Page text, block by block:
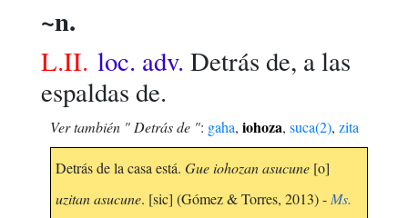
~n.
L.II. loc. adv. Detrás de, a las
espaldas de.
Ver también " Detrás de ": gaha, iohoza, suca(2), zita
Detrás de la casa está. Gue iohozan asucune [o]
uzitan asucune. [sic] (Gómez & Torres, 2013) - Ms.